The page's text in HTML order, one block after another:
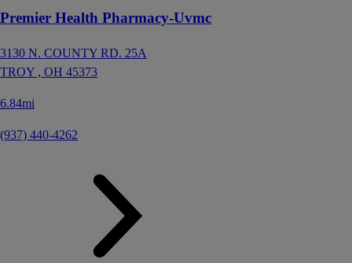
Premier Health Pharmacy-Uvmc
3130 N. COUNTY RD. 25A
TROY , OH 45373
6.84mi
(937) 440-4262